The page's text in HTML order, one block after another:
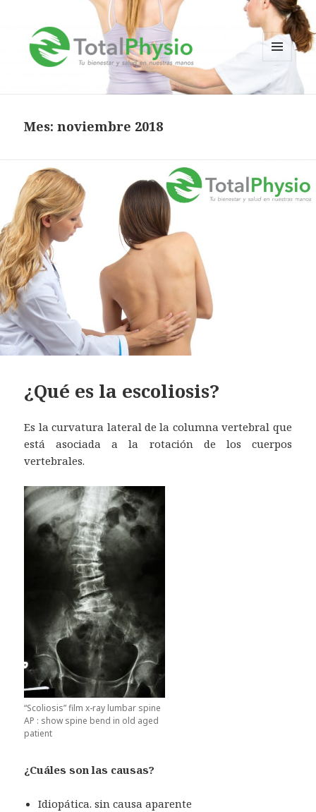
TotalPhysio
Y
WIDGETS
Mes:noviembre 2018
¿Qué es la escoliosis?
Es la curvatura lateral de la columna vertebral que
está asociada a la rotación de los cuerpos
vertebrales.
“Scoliosis” film x-ray lumbar spine
AP : show spine bend in old aged
patient
¿Cuáles son las causas?
Idiopática. sin causa aparente